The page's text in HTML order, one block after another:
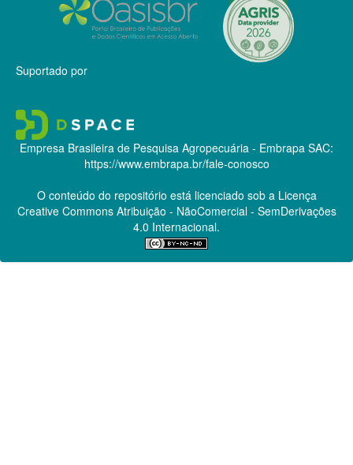
Suportado por
Empresa Brasileira de Pesquisa Agropecuária - Embrapa SAC:
https://www.embrapa.br/fale-conosco
O conteúdo do repositório está licenciado sob a Licença
Creative CommonsAtribuição - NãoComercial - SemDerivações
4.0 Internacional.